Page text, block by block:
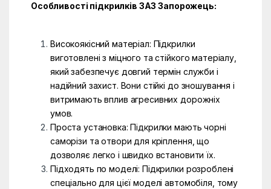
Особливості підкрилків ЗАЗ Запорожець:
Високоякісний матеріал: Підкрилки
виготовлені з міцного та стійкого матеріалу,
який забезпечує довгий термін служби і
надійний захист. Вони стійкі до зношування і
витримають вплив агресивних дорожніх
умов.
Проста установка: Підкрилки мають чорні
саморізи та отвори для кріплення, що
дозволяє легко і швидко встановити їх.
Підходять по моделі: Підкрилки розроблені
спеціально для цієї моделі автомобіля, тому